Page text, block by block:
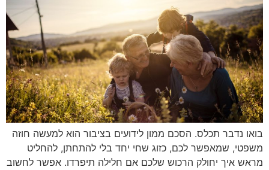
בואו נדבר תכלס. הסכם ממון לידועים בציבור הוא למעשה חוזה
משפטי, שמאפשר לכם, כזוג שחי יחד בלי להתחתן, להחליט
מראש איך יחולק הרכוש שלכם אם חלילה תיפרדו. אפשר לחשוב